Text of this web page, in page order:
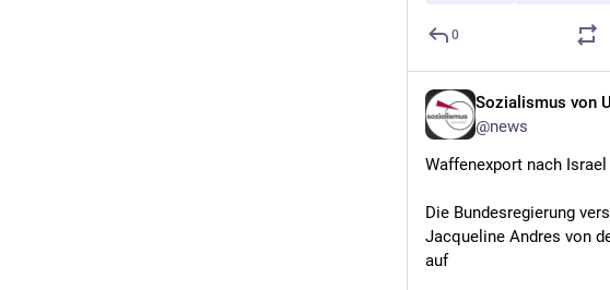
0
Sozialismus von
@news
Waffenexport nach
Die Bundesregierung
Jacqueline Andres von
auf